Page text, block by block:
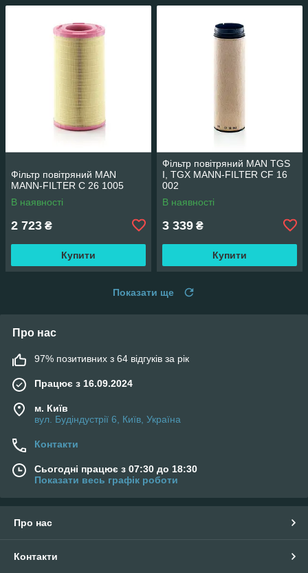
Фільтр повітряний MAN
MANN-FILTER C 26 1005
В наявності
2 723 ₴
Купити
Фільтр повітряний MAN TGS
I, TGX MANN-FILTER CF 16
002
В наявності
3 339 ₴
Купити
Показати ще
Про нас
97% позитивних з 64 відгуків за рік
Працює з 16.09.2024
м. Київ
вул. Будіндустрії 6, Київ, Україна
Контакти
Сьогодні працює з 07:30 до 18:30
Показати весь графік роботи
Про нас
Контакти